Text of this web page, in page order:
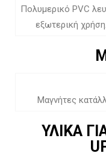
Πολυμερικό PVC
εξωτερική
Μαγνήτες
ΥΛΙΚΑ